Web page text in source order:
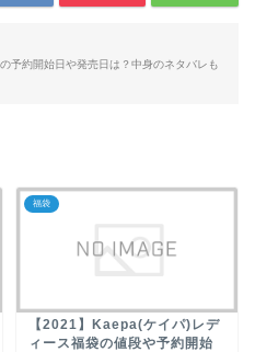
予約開始日や発売日は？中身のネタバレも
福袋
【2021】Kaepa(ケイパ)レデ
ィース福袋の値段や予約開始